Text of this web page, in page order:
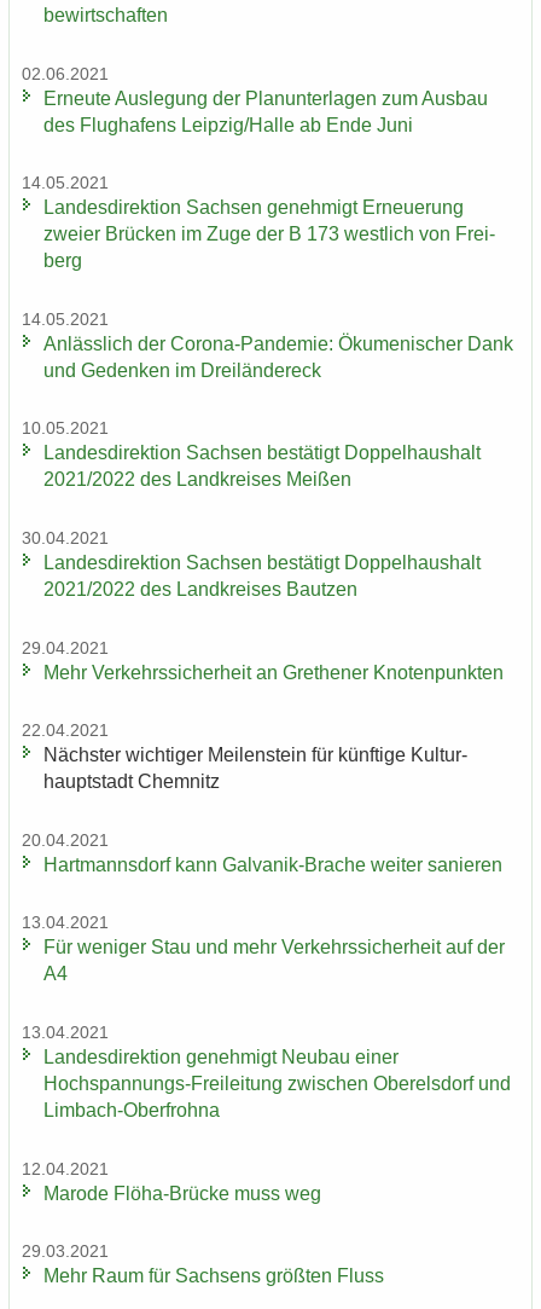
be­wirt­schaf­ten
02.06.2021
Er­neu­te Aus­le­gung der Plan­un­ter­la­gen zum Aus­bau
des Flug­ha­fens Leip­zig/Halle ab Ende Juni
14.05.2021
Lan­des­di­rek­ti­on Sach­sen ge­neh­migt Er­neue­rung
zwei­er Brü­cken im Zuge der B 173 west­lich von Frei­
berg
14.05.2021
An­läss­lich der Corona-​Pandemie: Öku­me­ni­scher Dank
und Ge­den­ken im Drei­län­der­eck
10.05.2021
Lan­des­di­rek­ti­on Sach­sen be­stä­tigt Dop­pel­haus­halt
2021/2022 des Land­krei­ses Mei­ßen
30.04.2021
Lan­des­di­rek­ti­on Sach­sen be­stä­tigt Dop­pel­haus­halt
2021/2022 des Land­krei­ses Baut­zen
29.04.2021
Mehr Ver­kehrs­si­cher­heit an Gre­the­ner Kno­ten­punk­ten
22.04.2021
Nächs­ter wich­ti­ger Mei­len­stein für künf­ti­ge Kul­tur­
haupt­stadt Chem­nitz
20.04.2021
Hart­manns­dorf kann Galvanik-​Brache wei­ter sa­nie­ren
13.04.2021
Für we­ni­ger Stau und mehr Ver­kehrs­si­cher­heit auf der
A4
13.04.2021
Lan­des­di­rek­ti­on ge­neh­migt Neu­bau einer
Hochspannungs-​Freileitung zwi­schen Ober­els­dorf und
Limbach-​Oberfrohna
12.04.2021
Ma­ro­de Flöha-​Brücke muss weg
29.03.2021
Mehr Raum für Sach­sens größ­ten Fluss